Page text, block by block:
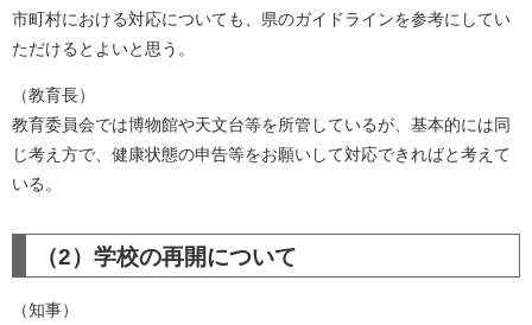
市町村における対応についても、県のガイドラインを参考にしてい
ただけるとよいと思う。
（教育長）
教育委員会では博物館や天文台等を所管しているが、基本的には同
じ考え方で、健康状態の申告等をお願いして対応できればと考えて
いる。
（2）学校の再開について
（知事）